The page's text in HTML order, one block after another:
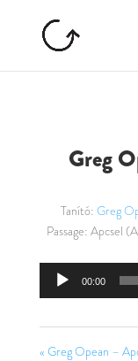
Greg
Tanító: Greg
Passage: Apcsel
00:00
« Greg Opean –